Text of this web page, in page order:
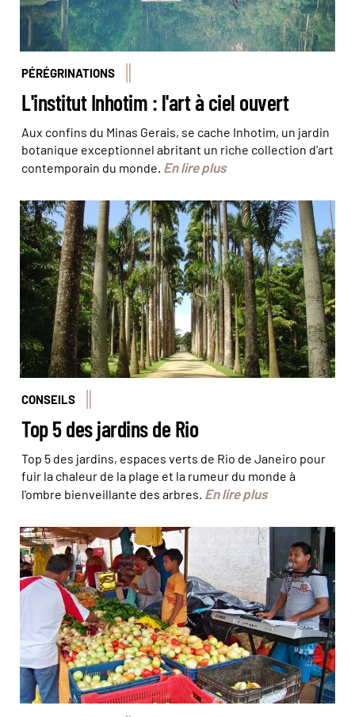
PÉRÉGRINATIONS
L'institut Inhotim : l'art à ciel ouvert
Aux confins du Minas Gerais, se cache Inhotim, un jardin
botanique exceptionnel abritant un riche collection d'art
contemporain du monde. En lire plus
Le Jardin botanique © Baby Travel Rio
CONSEILS
Top 5 des jardins de Rio
Top 5 des jardins, espaces verts de Rio de Janeiro pour
fuir la chaleur de la plage et la rumeur du monde à
l'ombre bienveillante des arbres. En lire plus
Les habitants de São Miguel do Gostoso vous inviteront
à vivre comme leur famille © Ana Carolina Scheel